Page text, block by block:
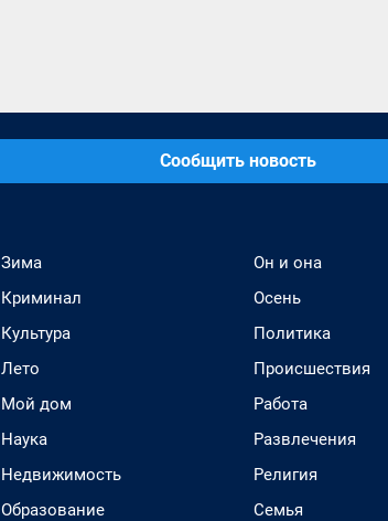
Сообщить новость
Зима
Криминал
Культура
Лето
Мой дом
Наука
Недвижимость
Образование
Он и она
Осень
Политика
Происшествия
Работа
Развлечения
Религия
Семья